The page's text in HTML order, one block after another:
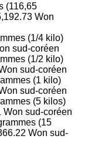
(116,65
Won
(1/4 kilo)
sud-coréen
(1/2 kilo)
sud-coréen
(1 kilo)
sud-coréen
(5 kilos)
Won sud-coréen
(15
Won sud-